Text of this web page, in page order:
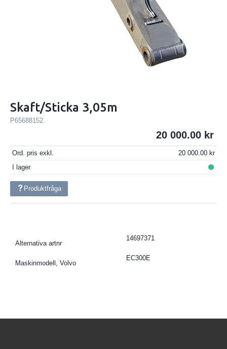
Skaft/Sticka 3,05m
P65688152
20 000.00
Ord. pris exkl.
20 000.00
I lager
Produktfråga
Alternativa artnr
14697371
Maskinmodell, Volvo
EC300E